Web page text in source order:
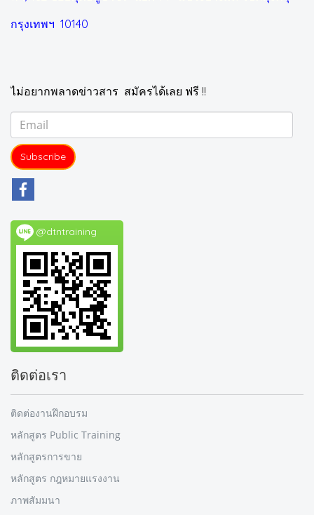
กรุงเทพฯ 10140
ไม่อยากพลาดข่าวสาร สมัครได้เลย ฟรี !!
Subscribe
@dtntraining
ติดต่อเรา
ติดต่องานฝึกอบรม
หลักสูตร Public Training
หลักสูตรการขาย
หลักสูตร กฎหมายแรงงาน
ภาพสัมมนา